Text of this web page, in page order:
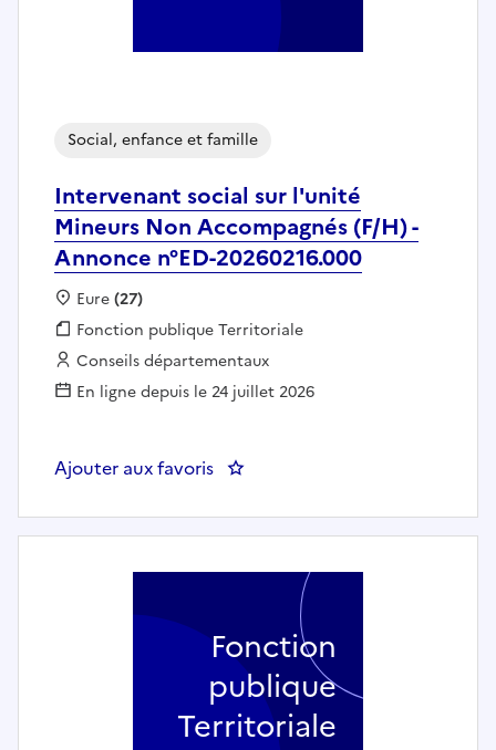
Intervenant social sur l'unité
Mineurs Non Accompagnés (F/H) -
Annonce n°ED-20260216.000
Social, enfance et famille
Localisation :
Eure(27)
Fonction publique :
Fonction publique Territoriale
Employeur :
Conseils départementaux
En ligne depuis le 24 juillet 2026
Ajouter aux favoris : Intervenant social sur l'unité
Fonction
publique
Territoriale